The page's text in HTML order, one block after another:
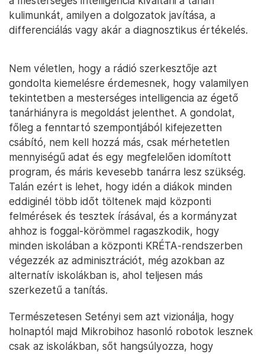
kulimunkát, amilyen a dolgozatok javítása, a
differenciálás vagy akár a diagnosztikus értékelés.
Nem véletlen, hogy a rádió szerkesztője azt
gondolta kiemelésre érdemesnek, hogy valamilyen
tekintetben a mesterséges intelligencia az égető
tanárhiányra is megoldást jelenthet. A gondolat,
főleg a fenntartó szempontjából kifejezetten
csábító, nem kell hozzá más, csak mérhetetlen
mennyiségű adat és egy megfelelően idomított
program, és máris kevesebb tanárra lesz szükség.
Talán ezért is lehet, hogy idén a diákok minden
eddiginél több időt töltenek majd központi
felmérések és tesztek írásával, és a kormányzat
ahhoz is foggal-körömmel ragaszkodik, hogy
minden iskolában a központi KRÉTA-rendszerben
végezzék az adminisztrációt, még azokban az
alternatív iskolákban is, ahol teljesen más
szerkezetű a tanítás.
Természetesen Setényi sem azt vizionálja, hogy
holnaptól majd Mikrobihoz hasonló robotok lesznek
csak az iskolákban, sőt hangsúlyozza, hogy